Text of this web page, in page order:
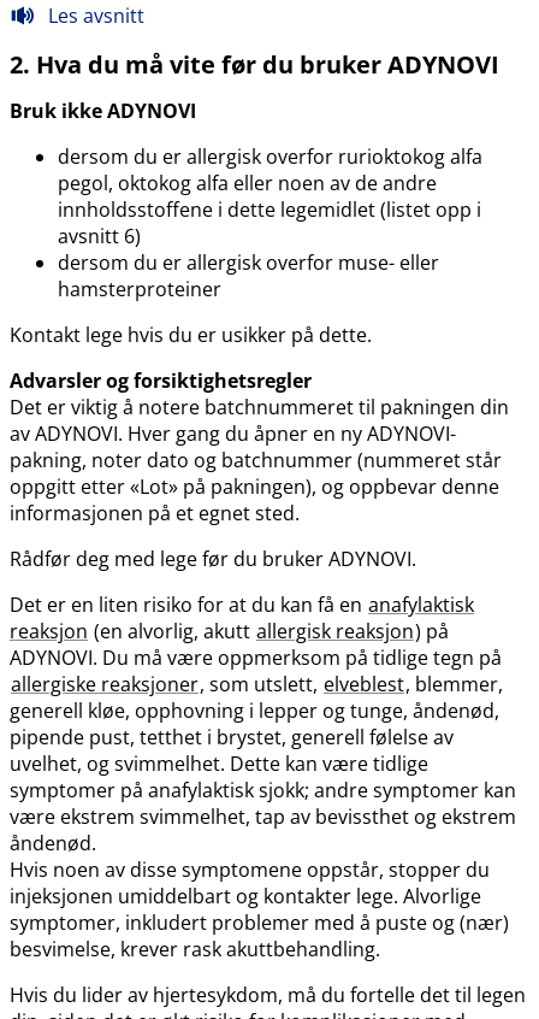
Les avsnitt
2. Hva du må vite før du bruker ADYNOVI
Bruk ikke ADYNOVI
dersom du er allergisk overfor rurioktokog alfa
pegol, oktokog alfa eller noen av de andre
innholdsstoffene i dette legemidlet (listet opp i
avsnitt 6)
dersom du er allergisk overfor muse- eller
hamsterproteiner
Kontakt lege hvis du er usikker på dette.
Advarsler og forsiktighetsregler
Det er viktig å notere batchnummeret til pakningen din
av ADYNOVI. Hver gang du åpner en ny ADYNOVI-
pakning, noter dato og batchnummer (nummeret står
oppgitt etter «Lot» på pakningen), og oppbevar denne
informasjonen på et egnet sted.
Rådfør deg med lege før du bruker ADYNOVI.
Det er en liten risiko for at du kan få en anafylaktisk
reaksjon (en alvorlig, akutt allergisk reaksjon) på
ADYNOVI. Du må være oppmerksom på tidlige tegn på
allergiske reaksjoner, som utslett, elveblest, blemmer,
generell kløe, opphovning i lepper og tunge, åndenød,
pipende pust, tetthet i brystet, generell følelse av
uvelhet, og svimmelhet. Dette kan være tidlige
symptomer på anafylaktisk sjokk; andre symptomer kan
være ekstrem svimmelhet, tap av bevissthet og ekstrem
åndenød.
Hvis noen av disse symptomene oppstår, stopper du
injeksjonen umiddelbart og kontakter lege. Alvorlige
symptomer, inkludert problemer med å puste og (nær)
besvimelse, krever rask akuttbehandling.
Hvis du lider av hjertesykdom, må du fortelle det til legen